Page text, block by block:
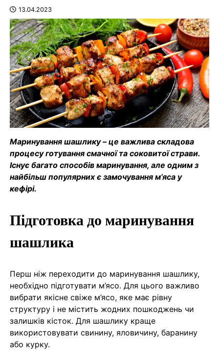
13.04.2023
Маринування шашлику – це важлива складова
процесу готування смачної та соковитої страви.
Існує багато способів маринування, але одним з
найбільш популярних є замочування м’яса у
кефірі.
Підготовка до маринування
шашлика
Перш ніж переходити до маринування шашлику,
необхідно підготувати м’ясо. Для цього важливо
вибрати якісне свіже м’ясо, яке має рівну
структуру і не містить жодних пошкоджень чи
залишків кісток. Для шашлику краще
використовувати свинину, яловичину, баранину
або курку.